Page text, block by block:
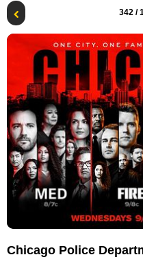
342/
Chicago Police